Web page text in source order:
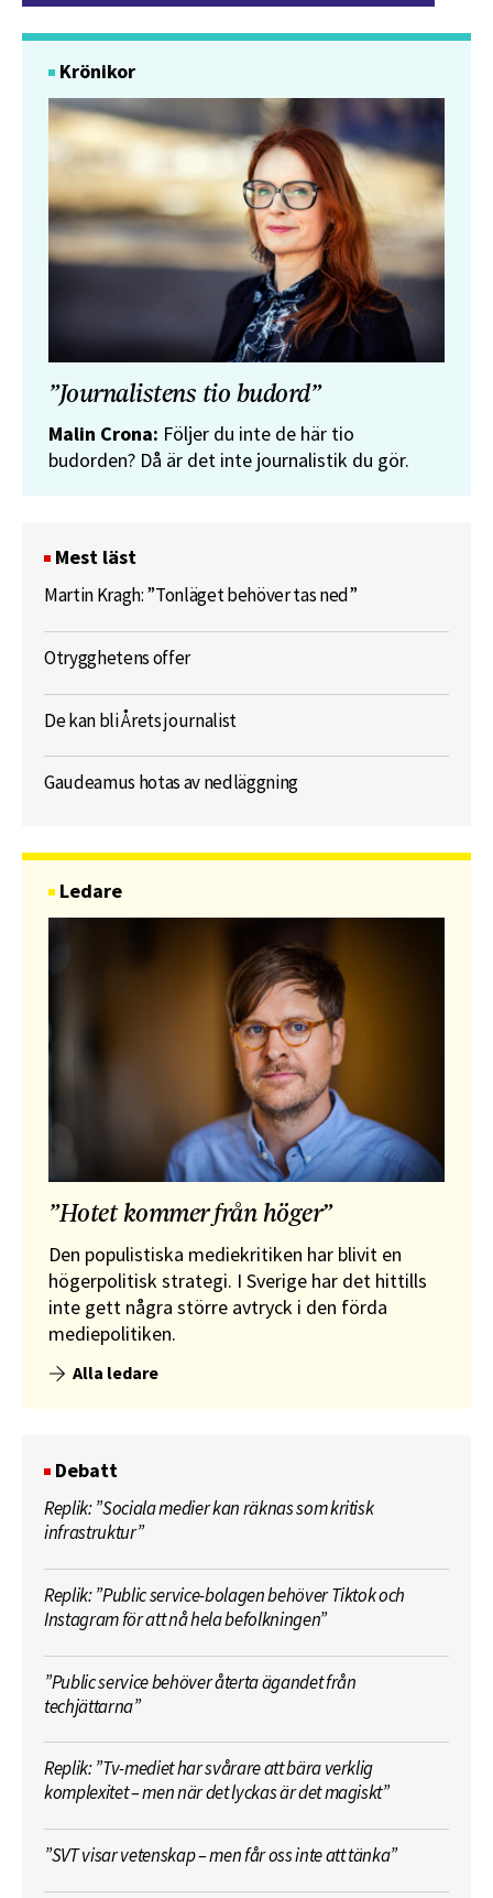
Krönikor
”Journalistens tio budord”
Malin Crona: Följer du inte de här tio
budorden? Då är det inte journalistik du gör.
Mest läst
Martin Kragh: ”Tonläget behöver tas ned”
Otrygghetens offer
De kan bli Årets journalist
Gaudeamus hotas av nedläggning
Ledare
”Hotet kommer från höger”
Den populistiska mediekritiken har blivit en
högerpolitisk strategi. I Sverige har det hittills
inte gett några större avtryck i den förda
mediepolitiken.
Alla ledare
Debatt
Replik: ”Sociala medier kan räknas som kritisk
infrastruktur”
Replik: ”Public service-bolagen behöver Tiktok och
Instagram för att nå hela befolkningen”
”Public service behöver återta ägandet från
techjättarna”
Replik: ”Tv-mediet har svårare att bära verklig
komplexitet – men när det lyckas är det magiskt”
”SVT visar vetenskap – men får oss inte att tänka”